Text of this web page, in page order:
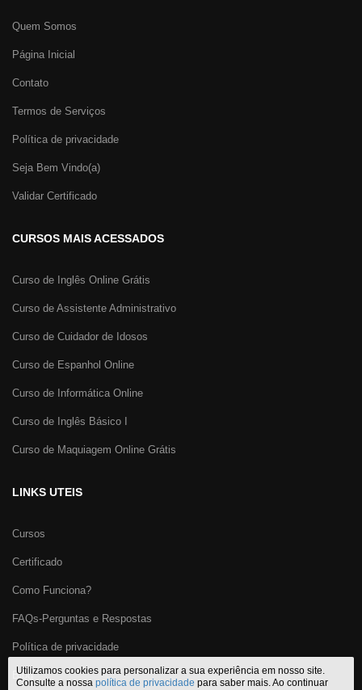
Quem Somos
Página Inicial
Contato
Termos de Serviços
Política de privacidade
Seja Bem Vindo(a)
Validar Certificado
CURSOS MAIS ACESSADOS
Curso de Inglês Online Grátis
Curso de Assistente Administrativo
Curso de Cuidador de Idosos
Curso de Espanhol Online
Curso de Informática Online
Curso de Inglês Básico I
Curso de Maquiagem Online Grátis
LINKS UTEIS
Cursos
Certificado
Como Funciona?
FAQs-Perguntas e Respostas
Política de privacidade
Blog
Utilizamos cookies para personalizar a sua experiência em nosso site.
Consulte a nossa política de privacidade para saber mais. Ao continuar